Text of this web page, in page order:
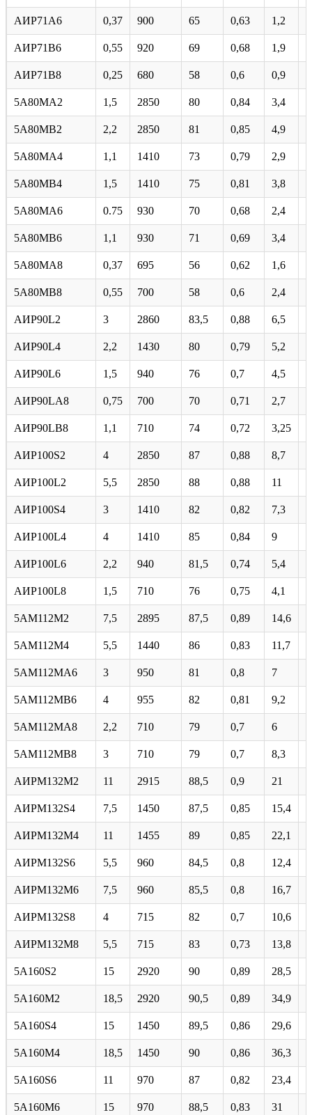
АИР71А6 0,37 900 65 0,63 1,2
АИР71В6 0,55 920 69 0,68 1,9
АИР71В8 0,25 680 58 0,6 0,9
5А80МА2 1,5 2850 80 0,84 3,4
5А80МВ2 2,2 2850 81 0,85 4,9
5А80МА4 1,1 1410 73 0,79 2,9
5А80МВ4 1,5 1410 75 0,81 3,8
5A80MA6 0.75 930 70 0,68 2,4
5A80MB6 1,1 930 71 0,69 3,4
5А80МА8 0,37 695 56 0,62 1,6
5А80МВ8 0,55 700 58 0,6 2,4
AИP90L2 3 2860 83,5 0,88 6,5
AИP90L4 2,2 1430 80 0,79 5,2
AИP90L6 1,5 940 76 0,7 4,5
AИP90LA8 0,75 700 70 0,71 2,7
AИP90LB8 1,1 710 74 0,72 3,25
AИP100S2 4 2850 87 0,88 8,7
AИP100L2 5,5 2850 88 0,88 11
AИP100S4 3 1410 82 0,82 7,3
АИР100L4 4 1410 85 0,84 9
AИP100L6 2,2 940 81,5 0,74 5,4
АИР100L8 1,5 710 76 0,75 4,1
5АМ112М2 7,5 2895 87,5 0,89 14,6
5АМ112М4 5,5 1440 86 0,83 11,7
5AM112MA6 3 950 81 0,8 7
5AM112MB6 4 955 82 0,81 9,2
5АМ112МА8 2,2 710 79 0,7 6
5АМ112МВ8 3 710 79 0,7 8,3
АИРМ132М2 11 2915 88,5 0,9 21
AИPM132S4 7,5 1450 87,5 0,85 15,4
АИРМ132М4 11 1455 89 0,85 22,1
AИPM132S6 5,5 960 84,5 0,8 12,4
АИРМ132М6 7,5 960 85,5 0,8 16,7
AИPM132S8 4 715 82 0,7 10,6
АИРМ132М8 5,5 715 83 0,73 13,8
5A160S2 15 2920 90 0,89 28,5
5А160М2 18,5 2920 90,5 0,89 34,9
5A160S4 15 1450 89,5 0,86 29,6
5А160М4 18,5 1450 90 0,86 36,3
5A160S6 11 970 87 0,82 23,4
5A160M6 15 970 88,5 0,83 31